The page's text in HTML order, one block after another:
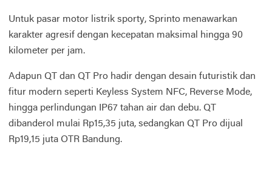
Untuk pasar motor listrik sporty, Sprinto menawarkan
karakter agresif dengan kecepatan maksimal hingga 90
kilometer per jam.
Adapun QT dan QT Pro hadir dengan desain futuristik dan
fitur modern seperti Keyless System NFC, Reverse Mode,
hingga perlindungan IP67 tahan air dan debu. QT
dibanderol mulai Rp15,35 juta, sedangkan QT Pro dijual
Rp19,15 juta OTR Bandung.